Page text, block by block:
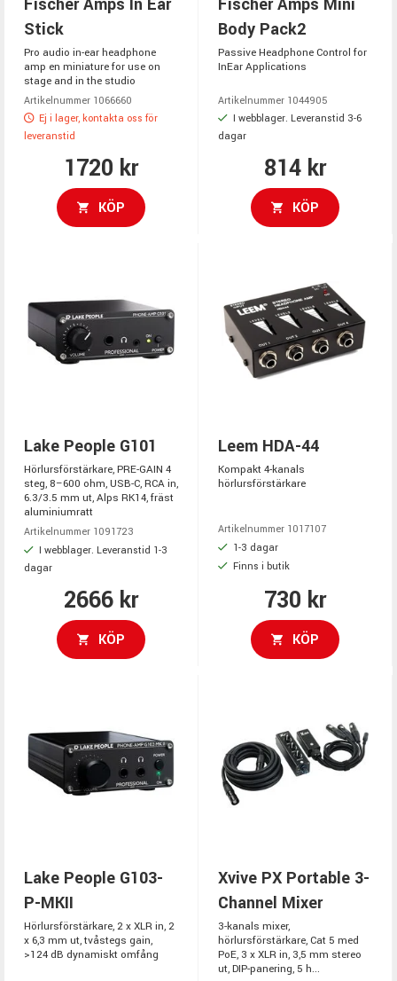
Stick
Pro audio in-ear headphone
amp en miniature for use on
stage and in the studio
Artikelnummer 1066660
Ej i lager, kontakta oss för
leveranstid
1720 kr
KÖP
Body Pack2
Passive Headphone Control for
InEar Applications
Artikelnummer 1044905
I webblager. Leveranstid 3-6
dagar
814 kr
KÖP
Lake People G101
Hörlursförstärkare, PRE-GAIN 4
steg, 8–600 ohm, USB-C, RCA in,
6.3/3.5 mm ut, Alps RK14, fräst
aluminiumratt
Artikelnummer 1091723
I webblager. Leveranstid 1-3
dagar
2666 kr
KÖP
Leem HDA-44
Kompakt 4-kanals
hörlursförstärkare
Artikelnummer 1017107
1-3 dagar
Finns i butik
730 kr
KÖP
Lake People G103-
P-MKII
Hörlursförstärkare, 2 x XLR in, 2
x 6,3 mm ut, tvåstegs gain,
>124 dB dynamiskt omfång
Xvive PX Portable 3-
Channel Mixer
3-kanals mixer,
hörlursförstärkare, Cat 5 med
PoE, 3 x XLR in, 3,5 mm stereo
ut, DIP-panering, 5 h...